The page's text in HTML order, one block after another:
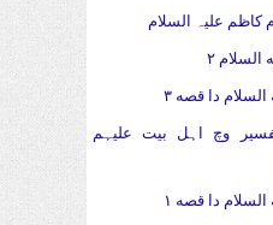
علیہ السلام
۲
دا قصه ۳
وچ اہل بیت علیہم
دا قصه ۱